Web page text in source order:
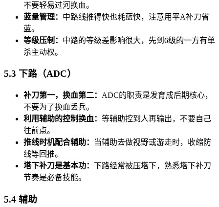
不要轻易过河换血。
蓝量管理： 中路线推得快也耗蓝快，注意用平A补刀省
蓝。
等级压制： 中路的等级差影响很大，先到6级的一方有单
杀主动权。
5.3 下路（ADC）
补刀第一，换血第二： ADC的职责是发育成后期核心，
不要为了换血丢兵。
利用辅助的控制换血： 等辅助控到人再输出，不要自己
往前点。
推线时机配合辅助：
当辅助去做视野或游走时，收缩防
线等回推。
塔下补刀是基本功： 下路经常被压塔下，熟悉塔下补刀
节奏是必备技能。
5.4 辅助